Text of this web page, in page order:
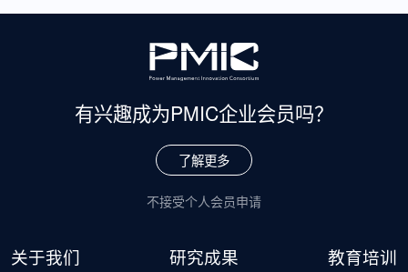
有兴趣成为PMIC企业会员吗？
了解更多
不接受个人会员申请
关于我们 研究成果 教育培训